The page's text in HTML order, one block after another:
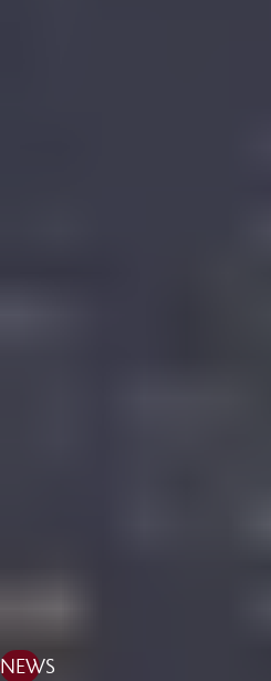
NEWS